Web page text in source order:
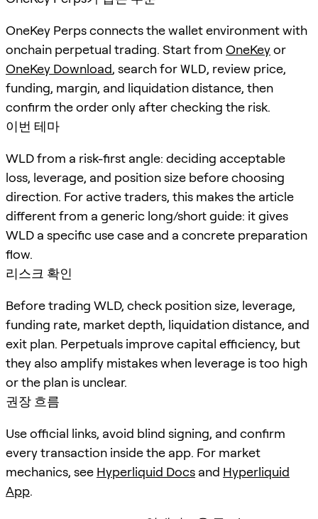
OneKey Perps connects the wallet environment with
onchain perpetual trading. Start from OneKeyor
OneKey Download, search forWLD, review price,
funding, margin, and liquidation distance, then
confirm the order only after checking the risk.
이번 테마
WLD from a risk-first angle: deciding acceptable
loss, leverage, and position size before choosing
direction. For active traders, this makes the article
different from a generic long/short guide: it gives
WLD a specific use case and a concrete preparation
flow.
리스크 확인
Before trading WLD, check position size, leverage,
funding rate, market depth, liquidation distance, and
exit plan. Perpetuals improve capital efficiency, but
they also amplify mistakes when leverage is too high
or the plan is unclear.
권장 흐름
Use official links, avoid blind signing, and confirm
every transaction inside the app. For market
mechanics, see Hyperliquid Docs and Hyperliquid
App.